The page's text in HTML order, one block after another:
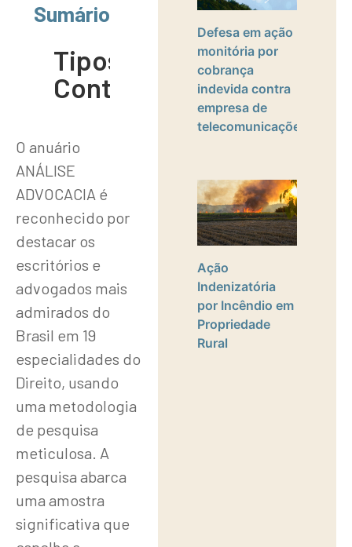
Sumário
Tipos de
Conteúdo
O anuário
ANÁLISE
ADVOCACIA é
reconhecido por
destacar os
escritórios e
advogados mais
admirados do
Brasil em 19
especialidades do
Direito, usando
uma metodologia
de pesquisa
meticulosa. A
pesquisa abarca
uma amostra
significativa que
Defesa em ação
monitória por
cobrança
indevida contra
empresa de
telecomunicações
Ação
Indenizatória
por Incêndio em
Propriedade
Rural